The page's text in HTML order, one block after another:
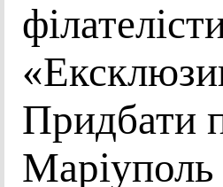
Придбати
Маріуполь